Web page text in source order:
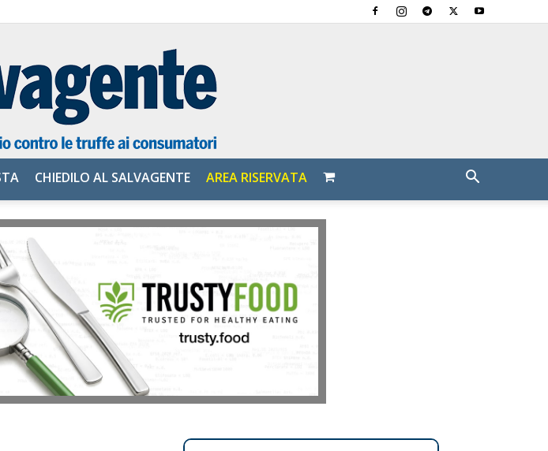
Salvagente
CHIEDILO AL SALVAGENTE AREA RISERVATA